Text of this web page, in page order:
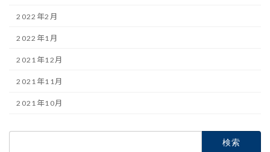
2022年2月
2022年1月
2021年12月
2021年11月
2021年10月